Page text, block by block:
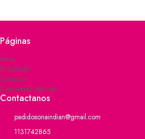
Páginas
Inicio
Productos
Contacto
Descuentos del mes
Contactanos
pedidosonaindian@gmail.com
1131742865